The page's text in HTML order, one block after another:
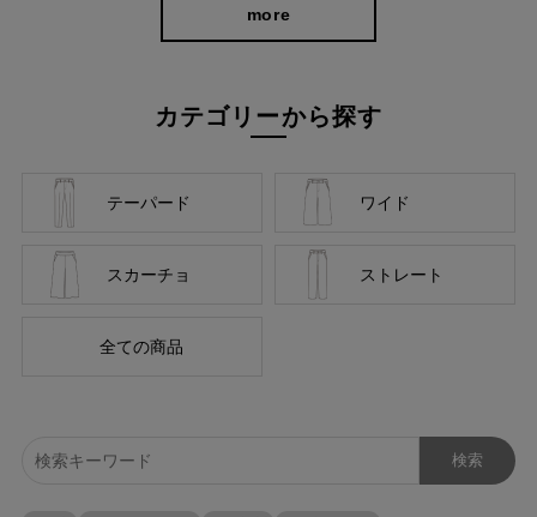
おススメの一本です
more
カテゴリーから探す
テーパード ワイド
スカーチョ ストレート
全ての商品